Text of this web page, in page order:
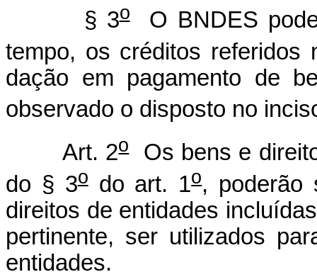
§ 3oO BNDES
tempo, os créditos
dação em pagamento de
observado o disposto no
Art. 2oOs bens e
do § 3odo art. 1o, poderão
direitos de entidades
pertinente, ser utilizados
entidades.